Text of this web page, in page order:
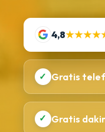
4,8
✓ Gratis
✓ Gratis